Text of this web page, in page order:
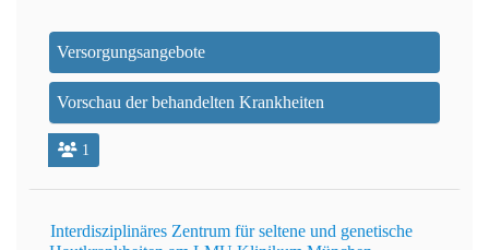
Versorgungsangebote
Vorschau der behandelten Krankheiten
1
Interdisziplinäres Zentrum für seltene und genetische